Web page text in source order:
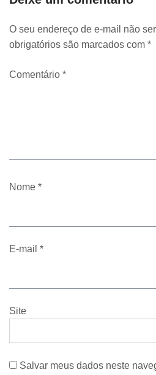
O seu endereço de e-mail não
obrigatórios são marcados com *
Comentário *
Nome *
E-mail *
Site
Salvar meus dados neste